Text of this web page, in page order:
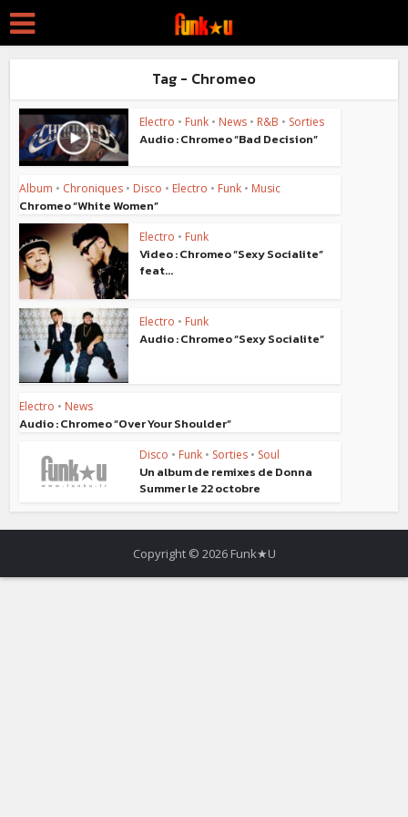
Tag - Chromeo
Electro • Funk • News • R&B • Sorties
Audio : Chromeo “Bad Decision”
Album • Chroniques • Disco • Electro • Funk • Music
Chromeo “White Women”
Electro • Funk
Video : Chromeo “Sexy Socialite”
feat...
Electro • Funk
Audio : Chromeo “Sexy Socialite”
Electro • News
Audio : Chromeo “Over Your Shoulder”
Disco • Funk • Sorties • Soul
Un album de remixes de Donna
Summer le 22 octobre
Copyright © 2026 Funk★U